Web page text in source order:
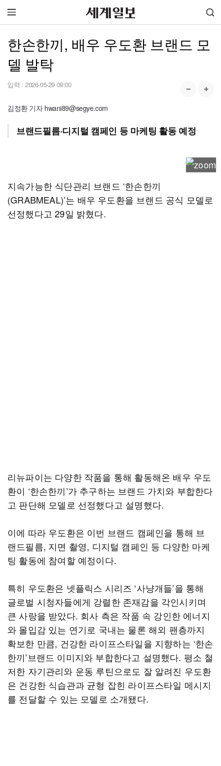
한손한끼, 배우 우도환 브랜드 모
델 발탁
입력 : 2026-05-29 09:00
김정환 기자 hwani89@segye.com
브랜드필름·디지털 캠페인 등 마케팅 활동 예정
지속가능한 식단관리 브랜드 ‘한손한끼
(GRABMEAL)’는 배우 우도환을 브랜드 공식 모델로
선정했다고 29일 밝혔다.
리뉴파이는 다양한 작품을 통해 활동해온 배우 우도
환이 ‘한손한끼’가 추구하는 브랜드 가치와 부합한다
고 판단해 모델로 선정했다고 설명했다.
이에 따라 우도환은 이번 브랜드 캠페인을 통해 브
랜드필름, 지면 촬영, 디지털 캠페인 등 다양한 마케
팅 활동에 참여할 예정이다.
특히 우도환은 넷플릭스 시리즈 ‘사냥개들’을 통해
글로벌 시청자들에게 강렬한 존재감을 각인시키며
큰 사랑을 받았다. 회사 측은 작품 속 강인한 에너지
와 몰입감 있는 연기로 국내는 물론 해외 팬층까지
확보한 만큼, 건강한 라이프스타일을 지향하는 ‘한손
한끼’브랜드 이미지와 부합한다고 설명했다. 평소 철
저한 자기관리와 운동 루틴으로도 잘 알려진 우도환
은 건강한 식습관과 균형 잡힌 라이프스타일 메시지
를 전달할 수 있는 모델로 소개됐다.